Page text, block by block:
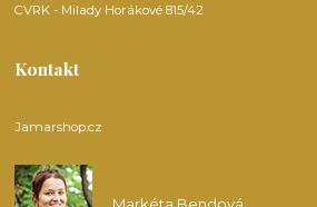
CVRK - Milady Horákové 815/42
Kontakt
Jamarshop.cz